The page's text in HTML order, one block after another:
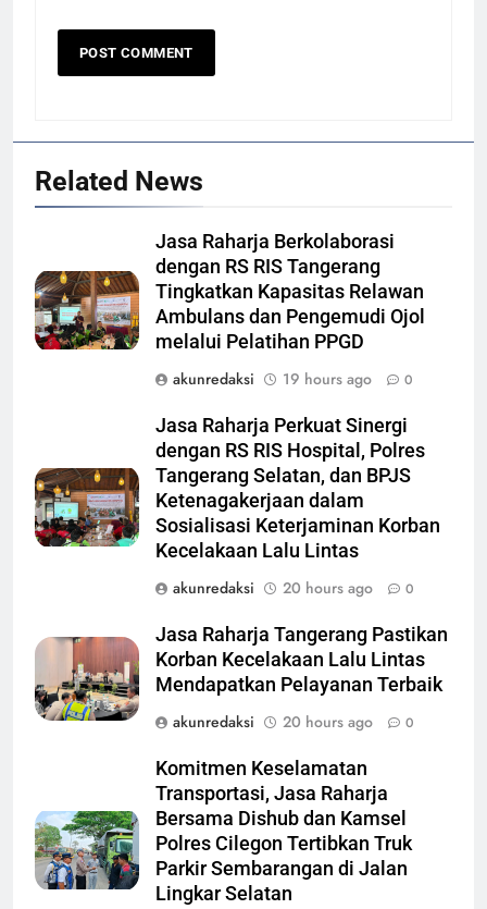
Related News
Jasa Raharja Berkolaborasi
dengan RS RIS Tangerang
Tingkatkan Kapasitas Relawan
Ambulans dan Pengemudi Ojol
melalui Pelatihan PPGD
akunredaksi
19 hours ago 0
Jasa Raharja Perkuat Sinergi
dengan RS RIS Hospital, Polres
Tangerang Selatan, dan BPJS
Ketenagakerjaan dalam
Sosialisasi Keterjaminan Korban
Kecelakaan Lalu Lintas
akunredaksi
20 hours ago 0
Jasa Raharja Tangerang Pastikan
Korban Kecelakaan Lalu Lintas
Mendapatkan Pelayanan Terbaik
akunredaksi
20 hours ago 0
Komitmen Keselamatan
Transportasi, Jasa Raharja
Bersama Dishub dan Kamsel
Polres Cilegon Tertibkan Truk
Parkir Sembarangan di Jalan
Lingkar Selatan